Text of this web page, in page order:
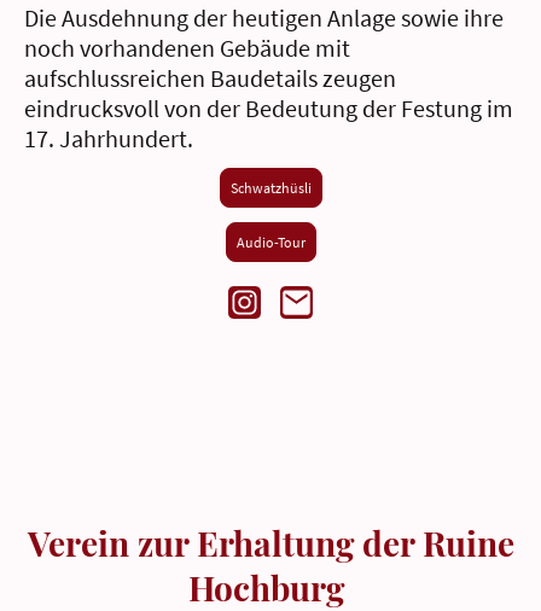
Die Ausdehnung der heutigen Anlage sowie ihre
noch vorhandenen Gebäude mit
aufschlussreichen Baudetails zeugen
eindrucksvoll von der Bedeutung der Festung im
17. Jahrhundert.
Schwatzhüsli
Audio-Tour
Verein zur Erhaltung der Ruine
Hochburg